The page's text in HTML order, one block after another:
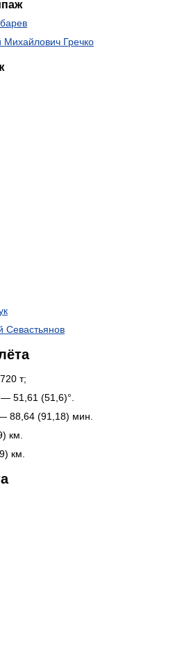
Михайлович Гречко
Севастьянов
т;
— 51,61 (51,6)°.
88,64 (91,18) мин.
км.
км.